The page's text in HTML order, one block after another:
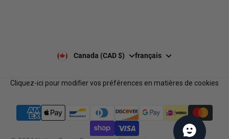
Canada (CAD $) français
Cliquez-ici pour modifier vos préférences en matières de cookies